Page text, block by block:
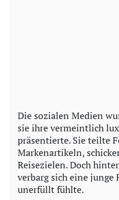
Die sozialen Medien
sie ihre vermeintlich
präsentierte. Sie teilte
Markenartikeln,
Reisezielen. Doch
verbarg sich eine junge
unerfüllt fühlte.